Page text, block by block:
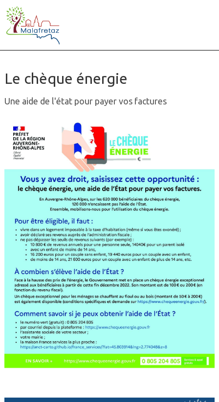
Le chèque énergie
Une aide de l'état pour payer vos factures